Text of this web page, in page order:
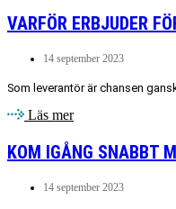
VARFÖR ERBJUDER
14 september 2023
Som leverantör är chansen
Läs mer
KOM IGÅNG SNABBT
14 september 2023